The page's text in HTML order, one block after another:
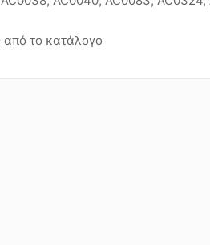
από το κατάλογο